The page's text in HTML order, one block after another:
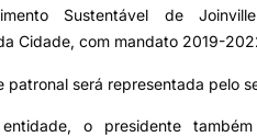
Sustentável de
Cidade, com mandato 2019-
patronal será representada pelo
o presidente